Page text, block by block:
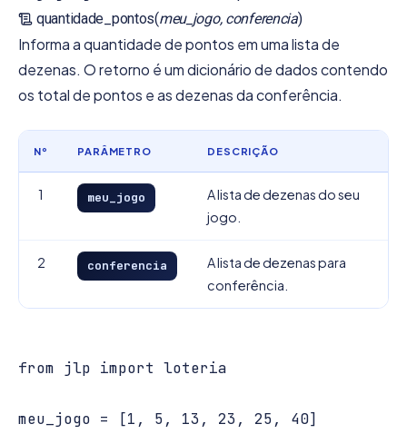
quantidade_pontos(meu_jogo, conferencia)
Informa a quantidade de pontos em uma lista de
dezenas. O retorno é um dicionário de dados contendo
os total de pontos e as dezenas da conferência.
Nº PARÂMETRO DESCRIÇÃO
1 meu_jogo
A lista de dezenas do seu
jogo.
2 conferencia
A lista de dezenas para
conferência.
from jlp import loteria
meu_jogo = [1, 5, 13, 23, 25, 40]